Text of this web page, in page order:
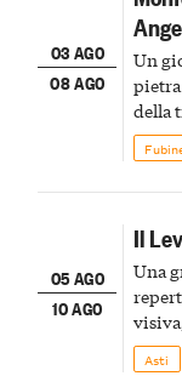
03 AGO
08 AGO
Un
della
05 AGO
10 AGO
Il
Una
della
Asti